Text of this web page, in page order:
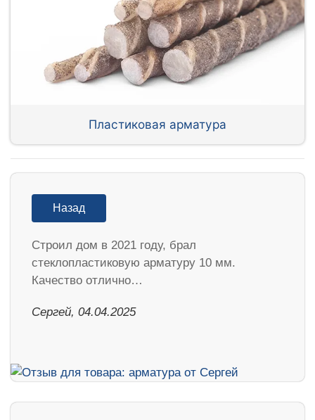
Пластиковая арматура
Назад
Строил дом в 2021 году, брал
стеклопластиковую арматуру 10 мм.
Качество отлично…
Сергей, 04.04.2025